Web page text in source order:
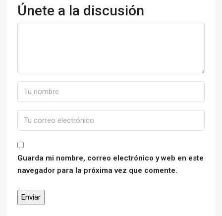
Únete a la discusión
Guarda mi nombre, correo electrónico y web en este
navegador para la próxima vez que comente.